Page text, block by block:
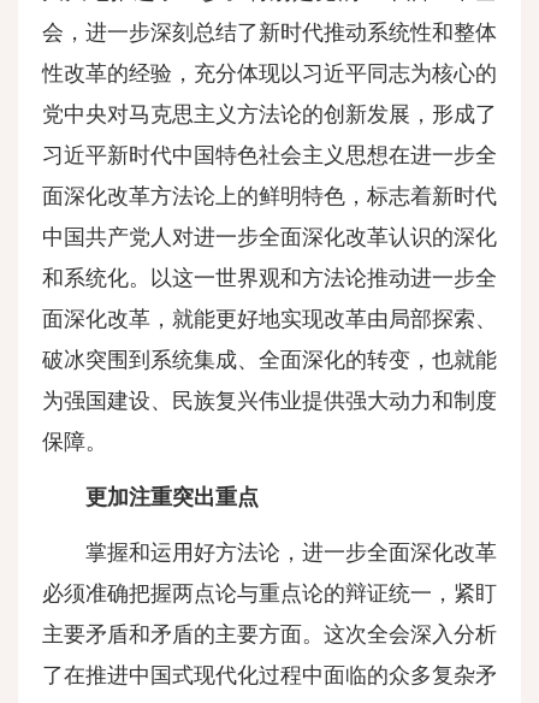
会，进一步深刻总结了新时代推动系统性和整体
性改革的经验，充分体现以习近平同志为核心的
党中央对马克思主义方法论的创新发展，形成了
习近平新时代中国特色社会主义思想在进一步全
面深化改革方法论上的鲜明特色，标志着新时代
中国共产党人对进一步全面深化改革认识的深化
和系统化。以这一世界观和方法论推动进一步全
面深化改革，就能更好地实现改革由局部探索、
破冰突围到系统集成、全面深化的转变，也就能
为强国建设、民族复兴伟业提供强大动力和制度
保障。
更加注重突出重点
掌握和运用好方法论，进一步全面深化改革
必须准确把握两点论与重点论的辩证统一，紧盯
主要矛盾和矛盾的主要方面。这次全会深入分析
了在推进中国式现代化过程中面临的众多复杂矛